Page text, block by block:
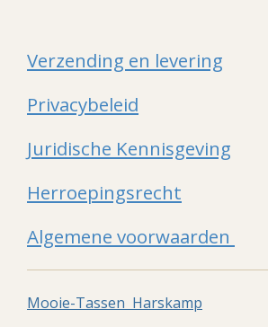
Verzending en levering
Privacybeleid
Juridische Kennisgeving
Herroepingsrecht
Algemene voorwaarden
Mooie-Tassen Harskamp